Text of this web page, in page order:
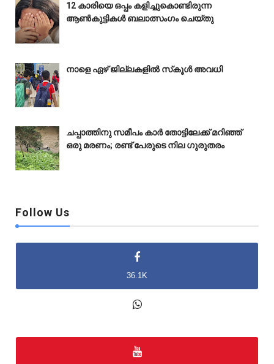
12 കാരിയെ ഒപ്പം കളിച്ചുകൊണ്ടിരുന്ന
ആൺകുട്ടികൾ ബലാത്സംഗം ചെയ്‌തു
നാളെ ഏഴ് ജില്ലകളിൽ സ്‌കൂൾ അവധി
ചപ്പാത്തിനു സമീപം കാർ തോട്ടിലേക്ക് മറിഞ്ഞ്
ഒരു മരണം; രണ്ട് പേരുടെ നില ഗുരുതരം
Follow Us
36.1K